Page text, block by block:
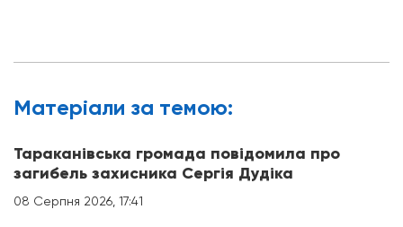
Матерiали за темою:
Тараканівська громада повідомила про
загибель захисника Сергія Дудіка
08 Серпня 2026, 17:41